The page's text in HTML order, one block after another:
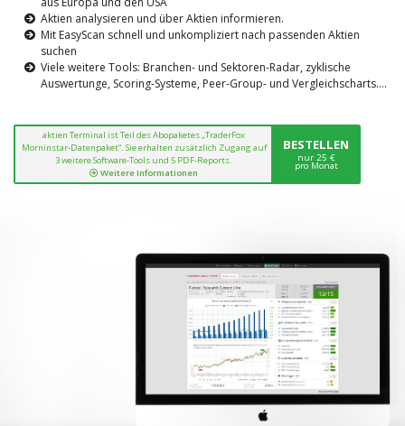
Aktien analysieren und über Aktien informieren.
Mit EasyScan schnell und unkompliziert nach passenden Aktien
suchen
Viele weitere Tools: Branchen- und Sektoren-Radar, zyklische
Auswertunge, Scoring-Systeme, Peer-Group- und Vergleichscharts....
aktien Terminal ist Teil des Abopaketes „TraderFox
Morninstar-Datenpaket“. Sie erhalten zusätzlich Zugang auf
3 weitere Software-Tools und 5 PDF-Reports.
Weitere Informationen
BESTELLEN
nur 25 €
pro Monat